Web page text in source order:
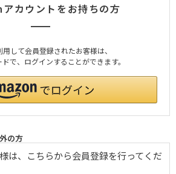
カウントをお持ちの方
して会員登録されたお客様は、
で、ログインすることができます。
の方
は、こちらから会員登録を行ってくだ